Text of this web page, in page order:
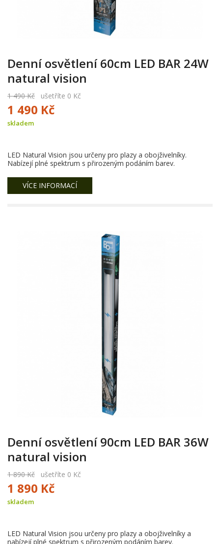
Denní osvětlení 60cm LED BAR 24W
natural vision
1 490 Kč ušetříte 0 Kč
1 490 Kč
skladem
LED Natural Vision jsou určeny pro plazy a obojživelníky.
Nabízejí plné spektrum s přirozeným podáním barev.
VÍCE INFORMACÍ
Denní osvětlení 90cm LED BAR 36W
natural vision
1 890 Kč ušetříte 0 Kč
1 890 Kč
skladem
LED Natural Vision jsou určeny pro plazy a obojživelníky a
nabízejí plné spektrum s přirozeným podáním barev.